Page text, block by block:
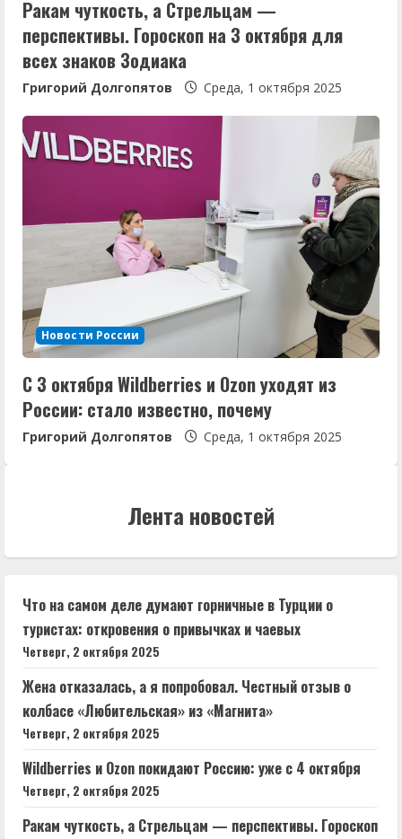
Ракам чуткость, а Стрельцам —
перспективы. Гороскоп на 3 октября для
всех знаков Зодиака
Григорий Долгопятов Среда, 1 октября 2025
Новости России
С 3 октября Wildberries и Ozon уходят из
России: стало известно, почему
Григорий Долгопятов Среда, 1 октября 2025
Лента новостей
Что на самом деле думают горничные в Турции о
туристах: откровения о привычках и чаевых
Четверг, 2 октября 2025
Жена отказалась, а я попробовал. Честный отзыв о
колбасе «Любительская» из «Магнита»
Четверг, 2 октября 2025
Wildberries и Ozon покидают Россию: уже с 4 октября
Четверг, 2 октября 2025
Ракам чуткость, а Стрельцам — перспективы. Гороскоп